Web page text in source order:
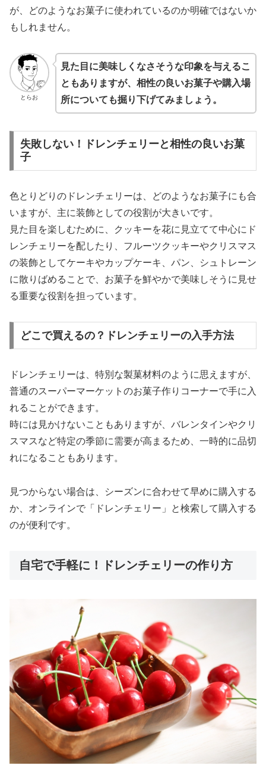
が、どのようなお菓子に使われているのか明確ではないか
もしれません。
とらお
見た目に美味しくなさそうな印象を与えるこ
ともありますが、相性の良いお菓子や購入場
所についても掘り下げてみましょう。
失敗しない！ドレンチェリーと相性の良いお菓
子
色とりどりのドレンチェリーは、どのようなお菓子にも合
いますが、主に装飾としての役割が大きいです。
見た目を楽しむために、クッキーを花に見立てて中心にド
レンチェリーを配したり、フルーツクッキーやクリスマス
の装飾としてケーキやカップケーキ、パン、シュトレーン
に散りばめることで、お菓子を鮮やかで美味しそうに見せ
る重要な役割を担っています。
どこで買えるの？ドレンチェリーの入手方法
ドレンチェリーは、特別な製菓材料のように思えますが、
普通のスーパーマーケットのお菓子作りコーナーで手に入
れることができます。
時には見かけないこともありますが、バレンタインやクリ
スマスなど特定の季節に需要が高まるため、一時的に品切
れになることもあります。
見つからない場合は、シーズンに合わせて早めに購入する
か、オンラインで「ドレンチェリー」と検索して購入する
のが便利です。
自宅で手軽に！ドレンチェリーの作り方